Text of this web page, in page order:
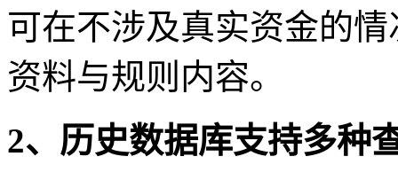
可在不涉及真实资金的
资料与规则内容。
2、历史数据库支持多种